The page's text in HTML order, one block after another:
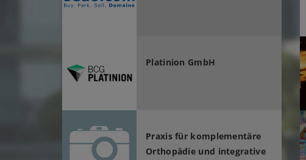
Platinion GmbH
Praxis für komplementäre
Orthopädie und integrative